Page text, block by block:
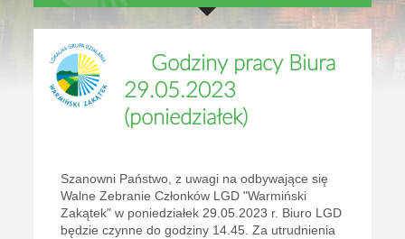
Godziny pracy Biura
29.05.2023
(poniedziałek)
Szanowni Państwo, z uwagi na odbywające się
Walne Zebranie Członków LGD "Warmiński
Zakątek" w poniedziałek 29.05.2023 r. Biuro LGD
będzie czynne do godziny 14.45. Za utrudnienia